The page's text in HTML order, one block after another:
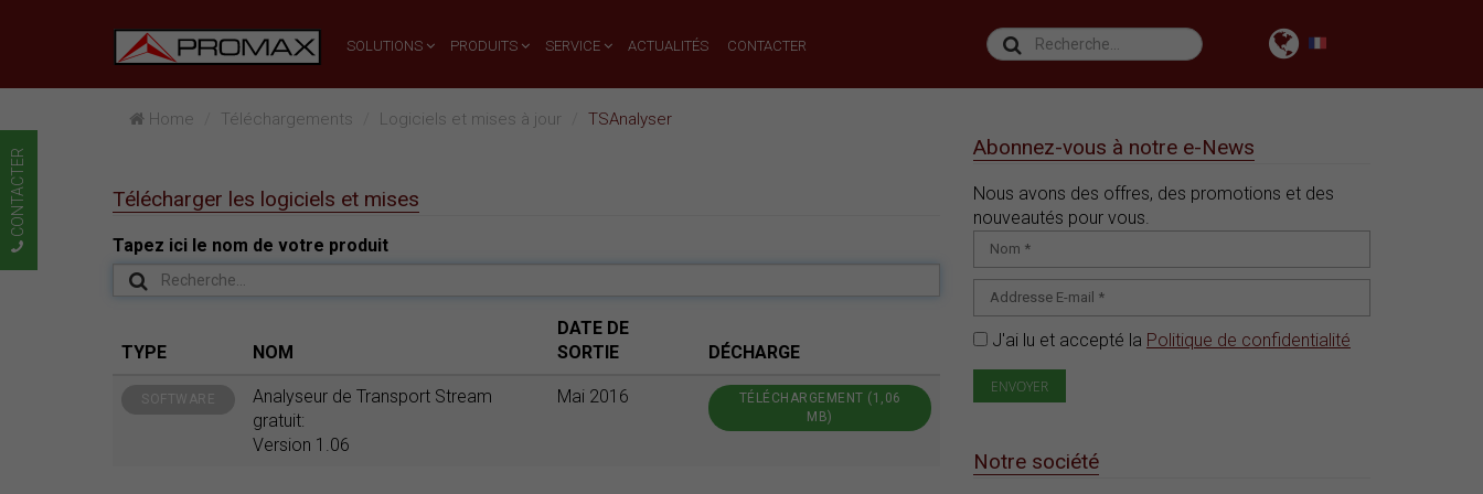
SOLUTIONS PRODUITS SERVICE ACTUALITÉS CONTACTER
Home Téléchargements Logiciels et mises à jour TSAnalyser
Télécharger les logiciels et mises
Tapez ici le nom de votre produit
TYPE NOM
DATE DE
SORTIE
DÉCHARGE
SOFTWARE
Analyseur de Transport Stream
gratuit:
Version 1.06
Mai 2016
TÉLÉCHARGEMENT (1,06
MB)
Abonnez-vous à notre e-News
Nous avons des offres, des promotions et des
nouveautés pour vous.
J'ai lu et accepté la Politique de confidentialité
Notre société
CONTACTER